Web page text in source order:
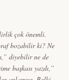
çok önemli.
bozabilir ki? Ne
diyebilir ne de
başkası yazdı,”